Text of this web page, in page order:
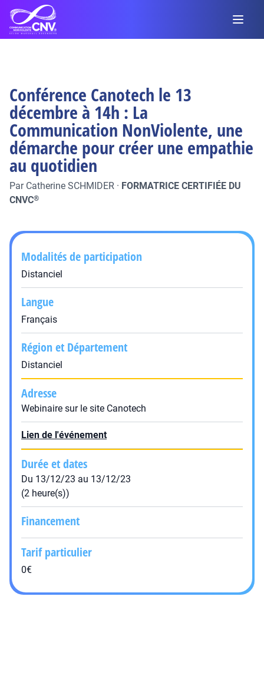
Conférence Canotech le 13
décembre à 14h : La
Communication NonViolente, une
démarche pour créer une empathie
au quotidien
Par Catherine SCHMIDER · FORMATRICE CERTIFIÉE DU
CNVC®
Modalités de participation
Distanciel
Langue
Français
Région et Département
Distanciel
Adresse
Webinaire sur le site Canotech
Lien de l'événement
Durée et dates
Du 13/12/23 au 13/12/23
(2 heure(s))
Financement
Tarif particulier
0€